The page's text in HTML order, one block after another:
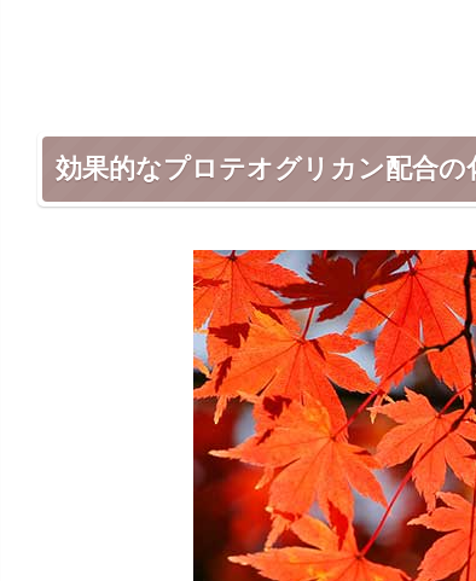
効果的なプロテオグリカン配合の